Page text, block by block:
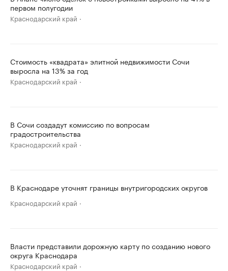
первом полугодии
Краснодарский край
Стоимость «квадрата» элитной недвижимости Сочи
выросла на 13% за год
Краснодарский край
В Сочи создадут комиссию по вопросам
градостроительства
Краснодарский край
В Краснодаре уточнят границы внутригородских округов
Краснодарский край
Власти представили дорожную карту по созданию нового
округа Краснодара
Краснодарский край